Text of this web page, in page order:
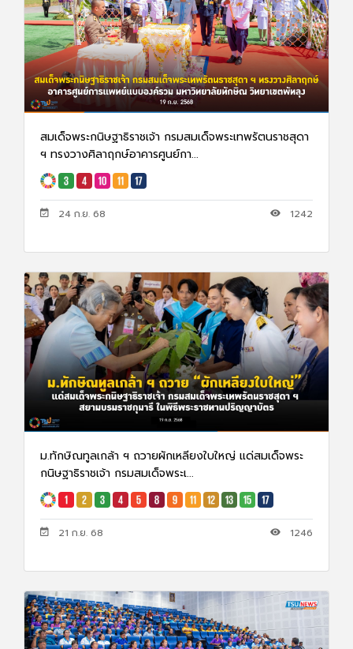
สมเด็จพระกนิษฐาธิราชเจ้า กรมสมเด็จพระเทพรัตนราชสุดา
ฯ ทรงวางศิลาฤกษ์อาคารศูนย์กา...
24 ก.ย. 68 1242
ม.ทักษิณทูลเกล้า ฯ ถวายผักเหลียงใบใหญ่ แด่สมเด็จพระ
กนิษฐาธิราชเจ้า กรมสมเด็จพระเ...
21 ก.ย. 68 1246